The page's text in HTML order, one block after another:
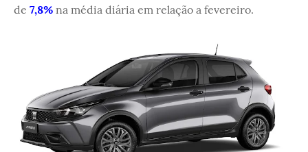
de 7,8% na média diária em relação a fevereiro.